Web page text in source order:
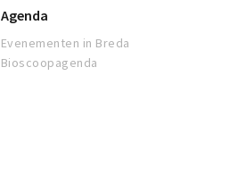
Agenda
Evenementen in Breda
Bioscoopagenda